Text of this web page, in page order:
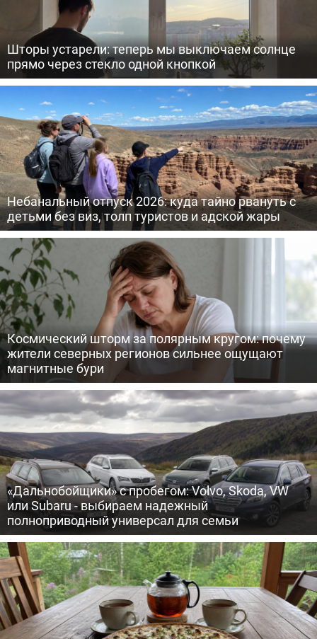
Шторы устарели: теперь мы выключаем солнце
прямо через стекло одной кнопкой
Небанальный отпуск 2026: куда тайно рвануть с
детьми без виз, толп туристов и адской жары
Космический шторм за полярным кругом: почему
жители северных регионов сильнее ощущают
магнитные бури
«Дальнобойщики» с пробегом: Volvo, Skoda, VW
или Subaru - выбираем надежный
полноприводный универсал для семьи